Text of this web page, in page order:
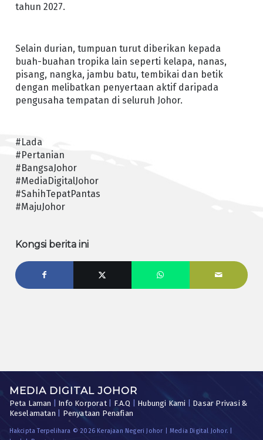
tahun 2027.
Selain durian, tumpuan turut diberikan kepada
buah-buahan tropika lain seperti kelapa, nanas,
pisang, nangka, jambu batu, tembikai dan betik
dengan melibatkan penyertaan aktif daripada
pengusaha tempatan di seluruh Johor.
#Lada
#Pertanian
#BangsaJohor
#MediaDigitalJohor
#SahihTepatPantas
#MajuJohor
Kongsi berita ini
MEDIA DIGITAL JOHOR
Peta Laman Info Korporat| F.A.Q Hubungi Kami
Dasar Privasi &
Keselamatan
Penyataan Penafian
Hakcipta Terpelihara © 2026 Kerajaan Negeri Johor | Media Digital Johor. |